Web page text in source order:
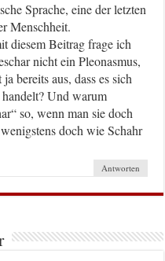
Sprache, eine der letzten
Menschheit.
diesem Beitrag frage ich
nicht ein Pleonasmus,
bereits aus, dass es sich
Und warum
so, wenn man sie doch
doch wie Schahr
Antworten